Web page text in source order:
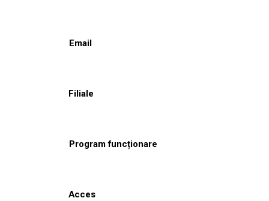
Email
Filiale
Program funcționare
Acces